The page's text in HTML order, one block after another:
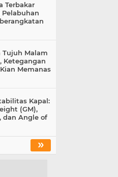
Terbakar
Pelabuhan
Tujuh Malam
Memanas
Kapal:
(GM),
dan Angle of
»